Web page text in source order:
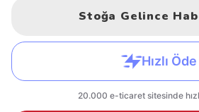
Stoğa Gelince